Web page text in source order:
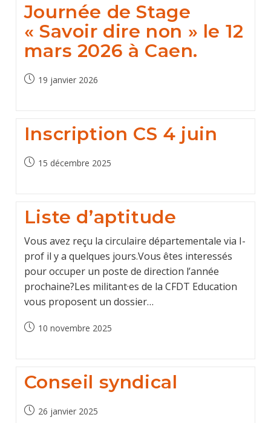
Journée de Stage
« Savoir dire non » le 12
mars 2026 à Caen.
Post19 janvier 2026
Inscription CS 4 juin
Post15 décembre 2025
Liste d’aptitude
Vous avez reçu la circulaire départementale via I-
prof il y a quelques jours.Vous êtes interessés
pour occuper un poste de direction l’année
prochaine?Les militant·es de la CFDT Education
vous proposent un dossier…
Post10 novembre 2025
Conseil syndical
Post26 janvier 2025